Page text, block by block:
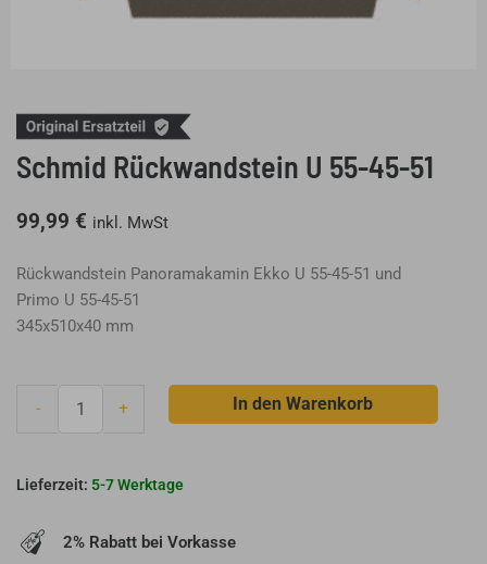
Schmid Rückwandstein U 55-45-51
99,99 € inkl. MwSt
Rückwandstein Panoramakamin Ekko U 55-45-51 und
Primo U 55-45-51
345x510x40 mm
-
Rückwandstein
55-
Menge
+ In den Warenkorb
5-7 Werktage
2% Rabatt bei Vorkasse